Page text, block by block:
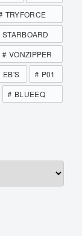
TRYFORCE
STARBOARD
VONZIPPER
EB'S
P01
BLUEEQ